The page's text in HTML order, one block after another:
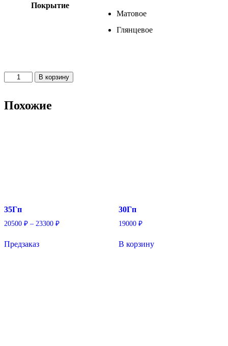
Покрытие
Матовое
Глянцевое
Количество
товара
Премиум
В корзину
Похожие
35Гп
20500 ₽ – 23300 ₽Диапазон
Предзаказтовар
30Гп
19000 ₽
В корзину